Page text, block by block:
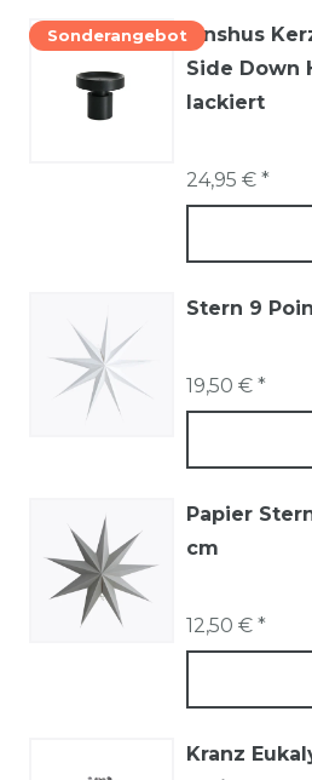
SonderangebotOnshus
Side Down
lackiert
24,95 € *
Stern 9
19,50 € *
Papier
cm
12,50 € *
Kranz